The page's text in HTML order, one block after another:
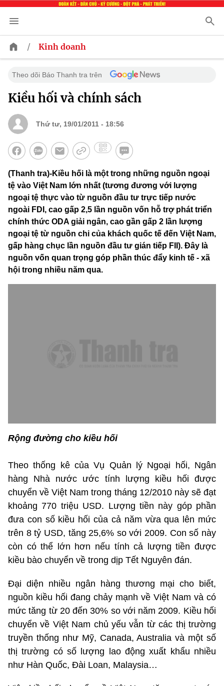
/ Kinh doanh
Theo dõi Báo Thanh tra trên
Kiều hối và chính sách
Thứ tư, 19/01/2011 - 18:56
(Thanh tra)-Kiều hối là một trong những nguồn ngoại
tệ vào Việt Nam lớn nhất (tương đương với lượng
ngoại tệ thực vào từ nguồn đầu tư trực tiếp nước
ngoài FDI, cao gấp 2,5 lần nguồn vốn hỗ trợ phát triển
chính thức ODA giải ngân, cao gần gấp 2 lần lượng
ngoại tệ từ nguồn chi của khách quốc tế đến Việt Nam,
gấp hàng chục lần nguồn đầu tư gián tiếp FII). Đây là
nguồn vốn quan trọng góp phần thúc đẩy kinh tế - xã
hội trong nhiều năm qua.
Rộng đường cho kiều hối
Theo thống kê của Vụ Quản lý Ngoại hối, Ngân
hàng Nhà nước ước tính lượng kiều hối được
chuyển về Việt Nam trong tháng 12/2010 này sẽ đạt
khoảng 770 triệu USD. Lượng tiền này góp phần
đưa con số kiều hối của cả năm vừa qua lên mức
trên 8 tỷ USD, tăng 25,6% so với 2009. Con số này
còn có thể lớn hơn nếu tính cả lượng tiền được
kiều bào chuyển về trong dịp Tết Nguyên đán.
Đại diện nhiều ngân hàng thương mại cho biết,
nguồn kiều hối đang chảy mạnh về Việt Nam và có
mức tăng từ 20 đến 30% so với năm 2009. Kiều hối
chuyển về Việt Nam chủ yếu vẫn từ các thị trường
truyền thống như Mỹ, Canada, Australia và một số
thị trường có số lượng lao động xuất khẩu nhiều
như Hàn Quốc, Đài Loan, Malaysia…